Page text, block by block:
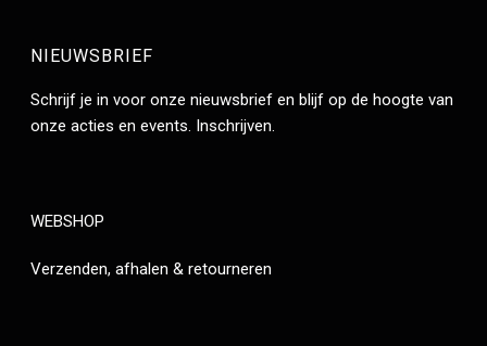
NIEUWSBRIEF
Schrijf je in voor onze nieuwsbrief en blijf op de hoogte van
onze acties en events. Inschrijven.
WEBSHOP
Verzenden, afhalen & retourneren